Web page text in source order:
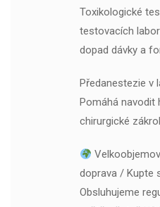
Toxikologické
testovacích
dopad dávky a
Předanestezie v
Pomáhá navodit
chirurgické
doprava / Kupte
Obsluhujeme